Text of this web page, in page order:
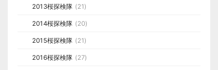
2013桜探検隊 (21)
2014桜探検隊 (20)
2015桜探検隊 (21)
2016桜探検隊 (27)